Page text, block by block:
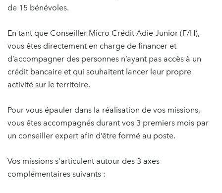
de 15 bénévoles.
En tant que Conseiller Micro Crédit Adie Junior (F/H),
vous êtes directement en charge de financer et
d’accompagner des personnes n’ayant pas accès à un
crédit bancaire et qui souhaitent lancer leur propre
activité sur le territoire.
Pour vous épauler dans la réalisation de vos missions,
vous êtes accompagnés durant vos 3 premiers mois par
un conseiller expert afin d’être formé au poste.
Vos missions s'articulent autour des 3 axes
complémentaires suivants :